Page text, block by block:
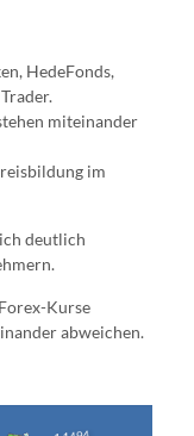
HedeFonds,
miteinander
im
deutlich
Kurse
abweichen.